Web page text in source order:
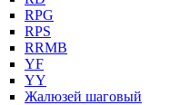
RPG
RPS
RRMB
YF
YY
Жалюзей шаговый